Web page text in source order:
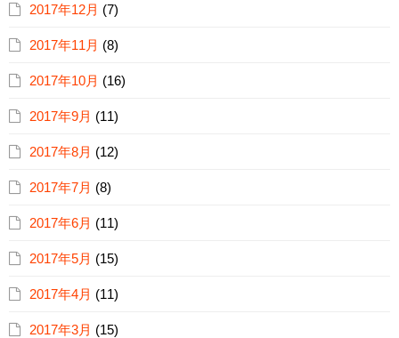
2017年12月 (7)
2017年11月 (8)
2017年10月 (16)
2017年9月 (11)
2017年8月 (12)
2017年7月 (8)
2017年6月 (11)
2017年5月 (15)
2017年4月 (11)
2017年3月 (15)